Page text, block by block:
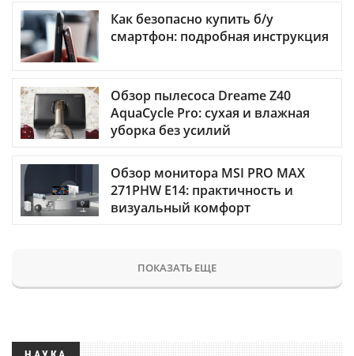
Как безопасно купить б/у
смартфон: подробная инструкция
Обзор пылесоса Dreame Z40
AquaCycle Pro: сухая и влажная
уборка без усилий
Обзор монитора MSI PRO MAX
271PHW E14: практичность и
визуальный комфорт
ПОКАЗАТЬ ЕЩЕ